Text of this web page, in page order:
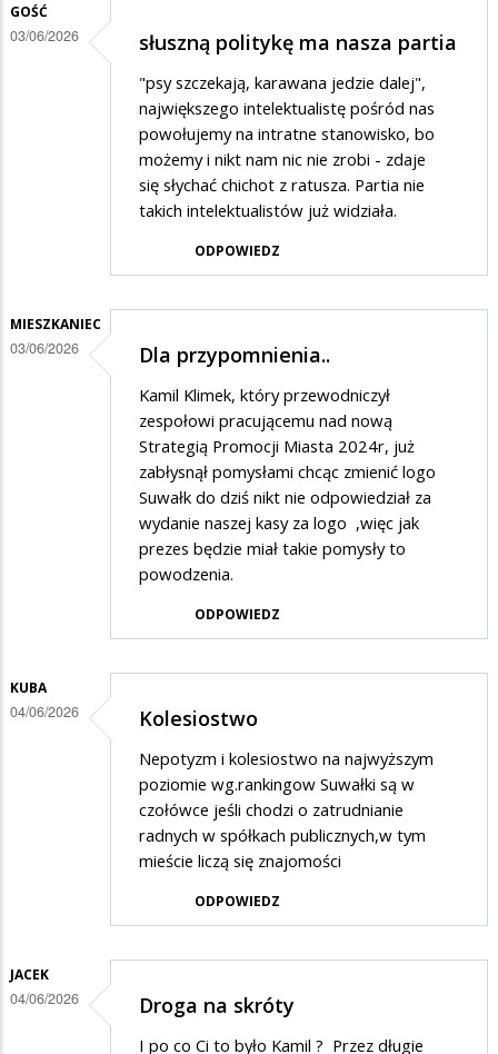
GOŚĆ
03/06/2026 słuszną politykę ma nasza partia
"psy szczekają, karawana jedzie dalej",
największego intelektualistę pośród nas
powołujemy na intratne stanowisko, bo
możemy i nikt nam nic nie zrobi - zdaje
się słychać chichot z ratusza. Partia nie
takich intelektualistów już widziała.
ODPOWIEDZ
MIESZKANIEC
03/06/2026 Dla przypomnienia..
Kamil Klimek, który przewodniczył
zespołowi pracującemu nad nową
Strategią Promocji Miasta 2024r, już
zabłysnął pomysłami chcąc zmienić logo
Suwałk do dziś nikt nie odpowiedział za
wydanie naszej kasy za logo ,więc jak
prezes będzie miał takie pomysły to
powodzenia.
ODPOWIEDZ
KUBA
04/06/2026 Kolesiostwo
Nepotyzm i kolesiostwo na najwyższym
poziomie wg.rankingow Suwałki są w
czołówce jeśli chodzi o zatrudnianie
radnych w spółkach publicznych,w tym
mieście liczą się znajomości
ODPOWIEDZ
JACEK
04/06/2026 Droga na skróty
I po co Ci to było Kamil ? Przez długie